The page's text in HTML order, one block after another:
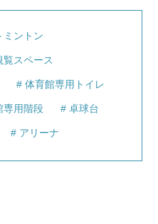
ミントン
覧スペース
体育館専用トイレ
専用階段 卓球台
アリーナ